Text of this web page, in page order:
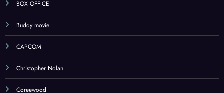
BOX OFFICE
Buddy movie
CAPCOM
Christopher Nolan